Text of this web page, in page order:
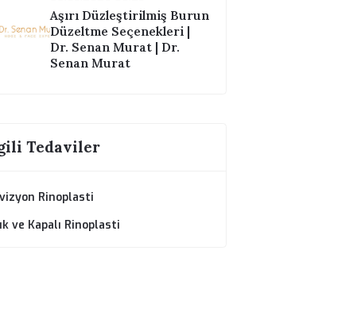
06.08.2026 00:28
Revizyon Rinoplasti ile
Cerrahi Sonrası Solunum